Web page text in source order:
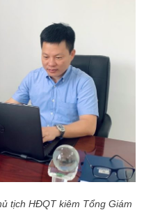
tịch HĐQT kiêm Tổng Giám